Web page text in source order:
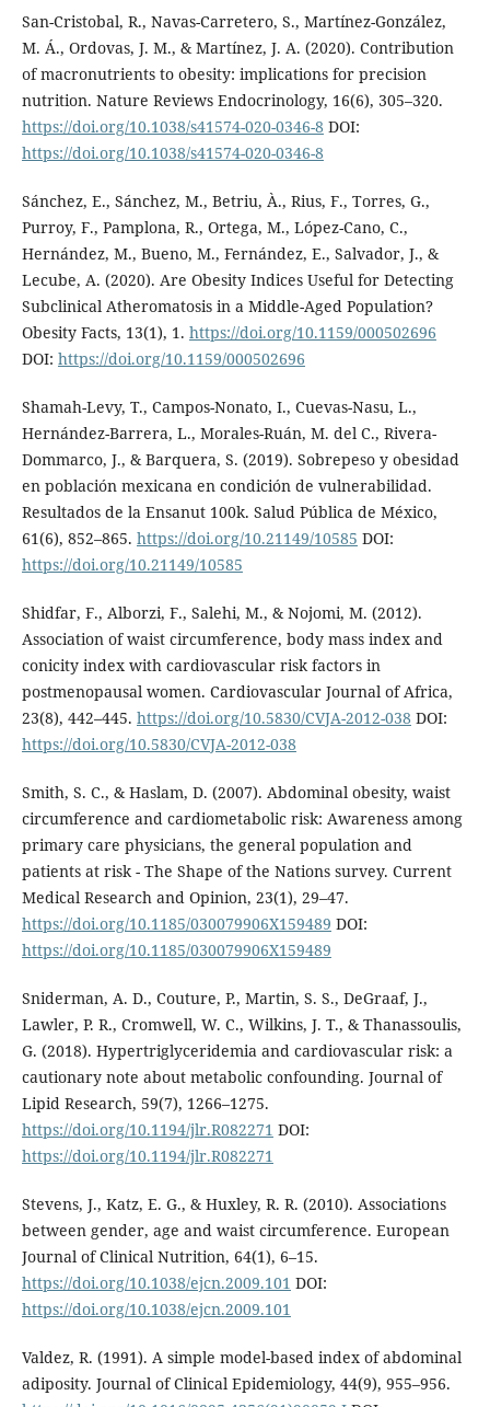
San-Cristobal, R., Navas-Carretero, S., Martínez-González,
M. Á., Ordovas, J. M., & Martínez, J. A. (2020). Contribution
of macronutrients to obesity: implications for precision
nutrition. Nature Reviews Endocrinology, 16(6), 305–320.
https://doi.org/10.1038/s41574-020-0346-8 DOI:
https://doi.org/10.1038/s41574-020-0346-8
Sánchez, E., Sánchez, M., Betriu, À., Rius, F., Torres, G.,
Purroy, F., Pamplona, R., Ortega, M., López-Cano, C.,
Hernández, M., Bueno, M., Fernández, E., Salvador, J., &
Lecube, A. (2020). Are Obesity Indices Useful for Detecting
Subclinical Atheromatosis in a Middle-Aged Population?
Obesity Facts, 13(1), 1. https://doi.org/10.1159/000502696
DOI: https://doi.org/10.1159/000502696
Shamah-Levy, T., Campos-Nonato, I., Cuevas-Nasu, L.,
Hernández-Barrera, L., Morales-Ruán, M. del C., Rivera-
Dommarco, J., & Barquera, S. (2019). Sobrepeso y obesidad
en población mexicana en condición de vulnerabilidad.
Resultados de la Ensanut 100k. Salud Pública de México,
61(6), 852–865. https://doi.org/10.21149/10585 DOI:
https://doi.org/10.21149/10585
Shidfar, F., Alborzi, F., Salehi, M., & Nojomi, M. (2012).
Association of waist circumference, body mass index and
conicity index with cardiovascular risk factors in
postmenopausal women. Cardiovascular Journal of Africa,
23(8), 442–445. https://doi.org/10.5830/CVJA-2012-038 DOI:
https://doi.org/10.5830/CVJA-2012-038
Smith, S. C., & Haslam, D. (2007). Abdominal obesity, waist
circumference and cardiometabolic risk: Awareness among
primary care physicians, the general population and
patients at risk - The Shape of the Nations survey. Current
Medical Research and Opinion, 23(1), 29–47.
https://doi.org/10.1185/030079906X159489 DOI:
https://doi.org/10.1185/030079906X159489
Sniderman, A. D., Couture, P., Martin, S. S., DeGraaf, J.,
Lawler, P. R., Cromwell, W. C., Wilkins, J. T., & Thanassoulis,
G. (2018). Hypertriglyceridemia and cardiovascular risk: a
cautionary note about metabolic confounding. Journal of
Lipid Research, 59(7), 1266–1275.
https://doi.org/10.1194/jlr.R082271 DOI:
https://doi.org/10.1194/jlr.R082271
Stevens, J., Katz, E. G., & Huxley, R. R. (2010). Associations
between gender, age and waist circumference. European
Journal of Clinical Nutrition, 64(1), 6–15.
https://doi.org/10.1038/ejcn.2009.101 DOI:
https://doi.org/10.1038/ejcn.2009.101
Valdez, R. (1991). A simple model-based index of abdominal
adiposity. Journal of Clinical Epidemiology, 44(9), 955–956.